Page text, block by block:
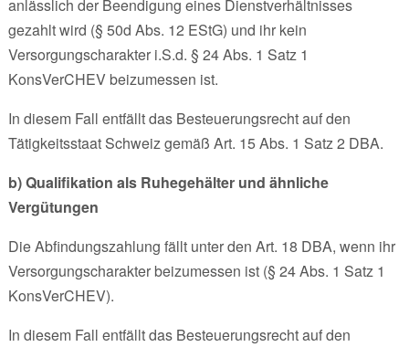
anlässlich der Beendigung eines Dienstverhältnisses
gezahlt wird (§ 50d Abs. 12 EStG) und ihr kein
Versorgungscharakter i.S.d. § 24 Abs. 1 Satz 1
KonsVerCHEV beizumessen ist.
In diesem Fall entfällt das Besteuerungsrecht auf den
Tätigkeitsstaat Schweiz gemäß Art. 15 Abs. 1 Satz 2 DBA.
b) Qualifikation als Ruhegehälter und ähnliche
Vergütungen
Die Abfindungszahlung fällt unter den Art. 18 DBA, wenn ihr
Versorgungscharakter beizumessen ist (§ 24 Abs. 1 Satz 1
KonsVerCHEV).
In diesem Fall entfällt das Besteuerungsrecht auf den